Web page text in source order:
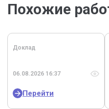
Похожие
Доклад
06.08.2026 16:37
Перейти